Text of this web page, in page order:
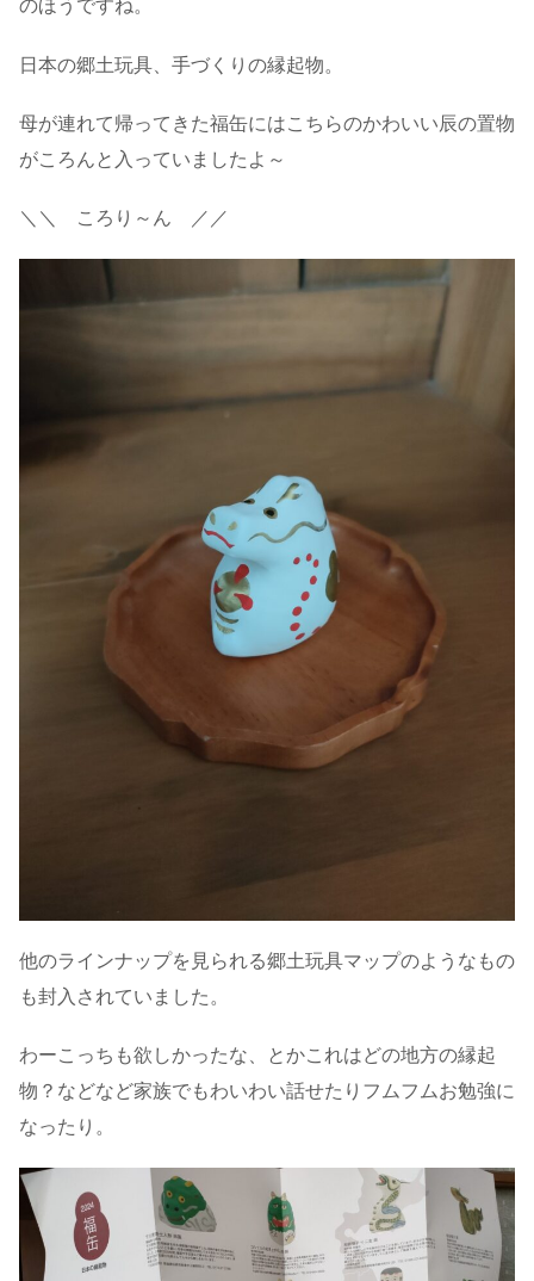
のほうですね。
日本の郷土玩具、手づくりの縁起物。
母が連れて帰ってきた福缶にはこちらのかわいい辰の置物
がころんと入っていましたよ～
＼＼ ころり～ん ／／
他のラインナップを見られる郷土玩具マップのようなもの
も封入されていました。
わーこっちも欲しかったな、とかこれはどの地方の縁起
物？などなど家族でもわいわい話せたりフムフムお勉強に
なったり。